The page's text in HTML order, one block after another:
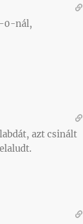
0-nál,
azt csinált